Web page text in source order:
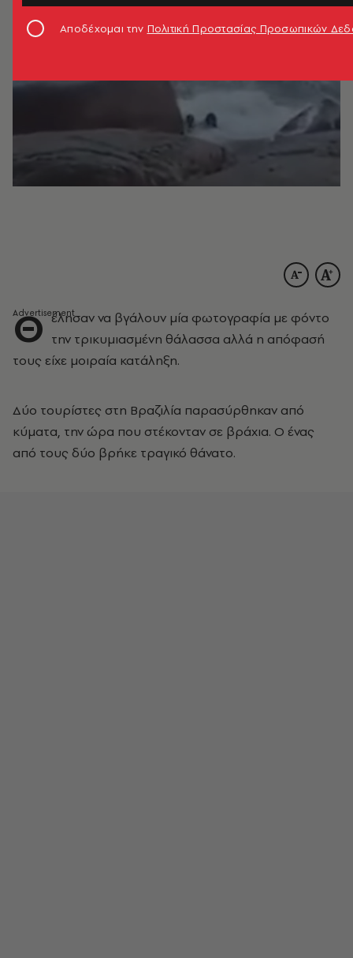
Θ έλησαν να βγάλουν μία φωτογραφία με φόντο
την τρικυμιασμένη θάλασσα αλλά η απόφασή
τους είχε μοιραία κατάληξη.
Δύο τουρίστες στη Βραζιλία παρασύρθηκαν από
κύματα, την ώρα που στέκονταν σε βράχια. Ο ένας
από τους δύο βρήκε τραγικό θάνατο.
Αποδέχομαι την Πολιτική Προστασίας Προσωπικών